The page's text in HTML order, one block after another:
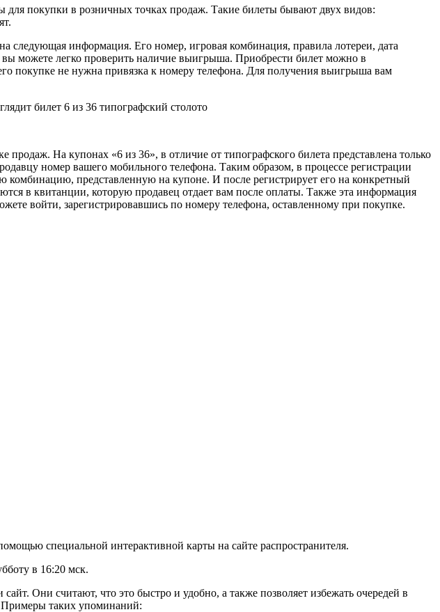
покупки в розничных точках продаж. Такие билеты бывают двух видов:
следующая информация. Его номер, игровая комбинация, правила лотереи, дата
можете легко проверить наличие выигрыша. Приобрести билет можно в
покупке не нужна привязка к номеру телефона. Для получения выигрыша вам
На купонах «6 из 36», в отличие от типографского билета представлена только
номер вашего мобильного телефона. Таким образом, в процессе регистрации
представленную на купоне. И после регистрирует его на конкретный
в квитанции, которую продавец отдает вам после оплаты. Также эта информация
войти, зарегистрировавшись по номеру телефона, оставленному при покупке.
специальной интерактивной карты на сайте распространителя.
в 16:20 мск.
Они считают, что это быстро и удобно, а также позволяет избежать очередей в
Примеры таких упоминаний: